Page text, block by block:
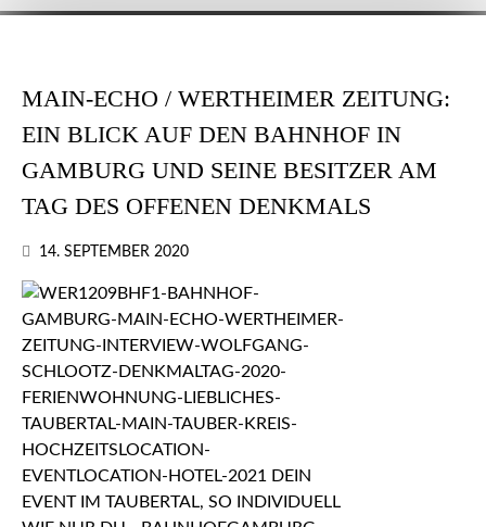
MAIN-ECHO / WERTHEIMER ZEITUNG:
EIN BLICK AUF DEN BAHNHOF IN
GAMBURG UND SEINE BESITZER AM
TAG DES OFFENEN DENKMALS
14. SEPTEMBER 2020